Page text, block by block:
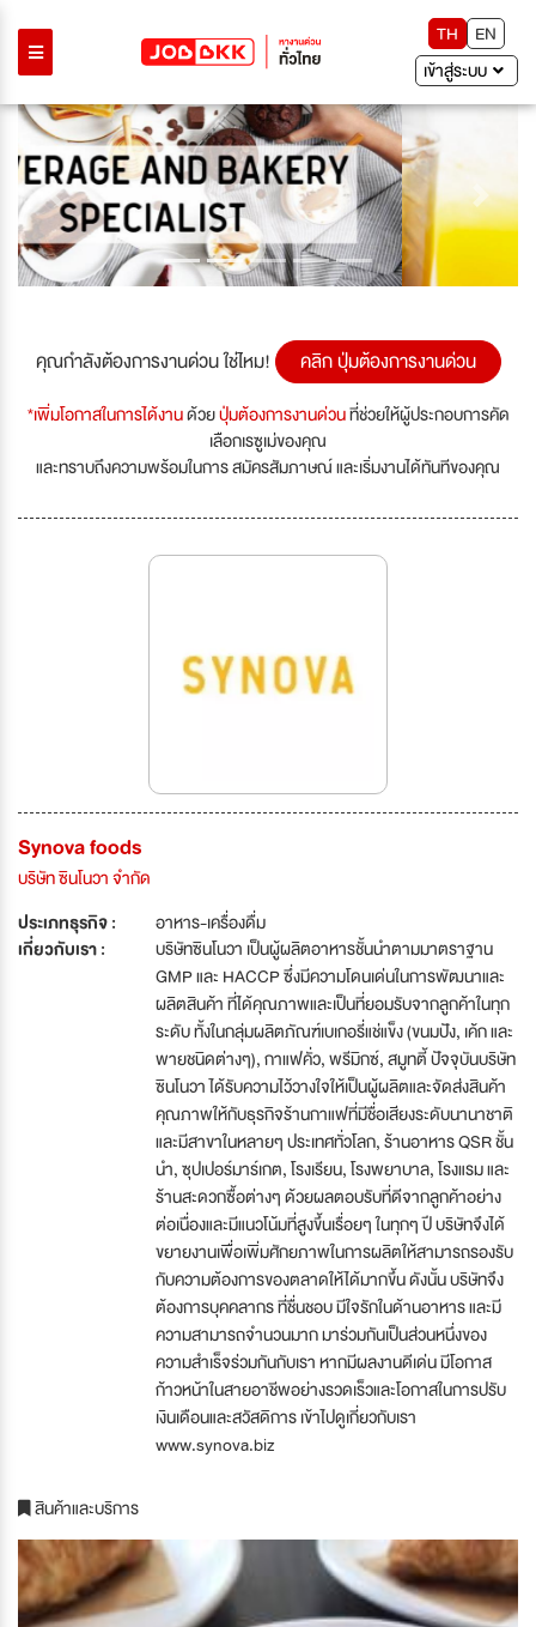
TH
EN
เข้าสู่ระบบ
Previous Next
คุณกำลังต้องการงานด่วน ใช่ไหม! คลิก ปุ่มต้องการงานด่วน
*เพิ่มโอกาสในการได้งานด้วยปุ่มต้องการงานด่วนที่ช่วยให้ผู้ประกอบการคัด
เลือกเรซูเม่ของคุณ
และทราบถึงความพร้อมในการ สมัครสัมภาษณ์ และเริ่มงานได้ทันทีของคุณ
Synova foods
บริษัท ซินโนวา จำกัด
ประเภทธุรกิจ :
อาหาร-เครื่องดื่ม
เกี่ยวกับเรา :
บริษัทซินโนวา เป็นผู้ผลิตอาหารชั้นนำตามมาตราฐาน
GMP และ HACCP ซึ่งมีความโดนเด่นในการพัฒนาและ
ผลิตสินค้า ที่ได้คุณภาพและเป็นที่ยอมรับจากลูกค้าในทุก
ระดับ ทั้งในกลุ่มผลิตภัณฑ์เบเกอรี่แช่แข็ง (ขนมปัง, เค้ก และ
พายชนิดต่างๆ), กาแฟคั่ว, พรีมิกซ์, สมูทตี้ ปัจจุบันบริษัท
ซินโนวา ได้รับความไว้วางใจให้เป็นผู้ผลิตและจัดส่งสินค้า
คุณภาพให้กับธุรกิจร้านกาแฟที่มีชื่อเสียงระดับนานาชาติ
และมีสาขาในหลายๆ ประเทศทั่วโลก, ร้านอาหาร QSR ชั้น
นำ, ซุปเปอร์มาร์เกต, โรงเรียน, โรงพยาบาล, โรงแรม และ
ร้านสะดวกซื้อต่างๆ ด้วยผลตอบรับที่ดีจากลูกค้าอย่าง
ต่อเนื่องและมีแนวโน้มที่สูงขึ้นเรื่อยๆ ในทุกๆ ปี บริษัทจึงได้
ขยายงานเพื่อเพิ่มศักยภาพในการผลิตให้สามารถรองรับ
กับความต้องการของตลาดให้ได้มากขึ้น ดังนั้น บริษัทจึง
ต้องการบุคคลากร ที่ชื่นชอบ มีใจรักในด้านอาหาร และมี
ความสามารถจำนวนมาก มาร่วมกันเป็นส่วนหนึ่งของ
ความสำเร็จร่วมกันกับเรา หากมีผลงานดีเด่น มีโอกาส
ก้าวหน้าในสายอาชีพอย่างรวดเร็วและโอกาสในการปรับ
เงินเดือนและสวัสดิการ เข้าไปดูเกี่ยวกับเรา
www.synova.biz
สินค้าและบริการ